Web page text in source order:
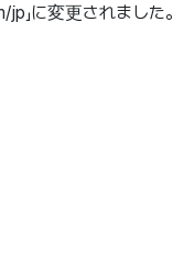
」に変更されました。